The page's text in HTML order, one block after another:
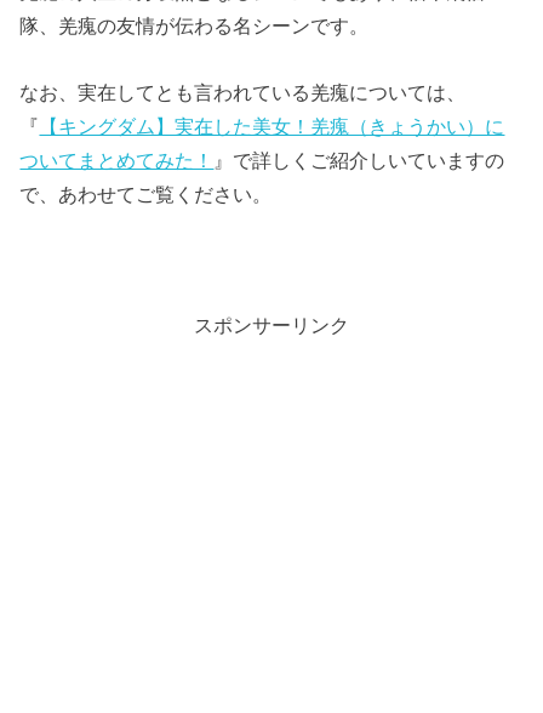
隊、羌瘣の友情が伝わる名シーンです。
なお、実在してとも言われている羌瘣については、
『 【キングダム】実在した美女！羌瘣（きょうかい）に
ついてまとめてみた！
』で詳しくご紹介しいていますの
で、あわせてご覧ください。
スポンサーリンク